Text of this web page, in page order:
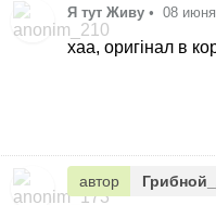
Я тут Живу • 08
хаа, оригінал в
автор